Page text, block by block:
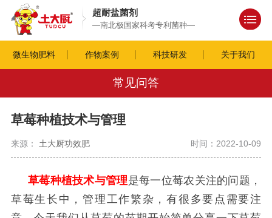
超耐盐菌剂
—南北极国家科考专利菌种—
微生物肥料 作物案例 科技研发 关于我们
常见问答
草莓种植技术与管理
来源： 土大厨功效肥 时间：2022-10-09
草莓种植技术与管理是每一位莓农关注的问题，
草莓生长中，管理工作繁杂，有很多要点需要注